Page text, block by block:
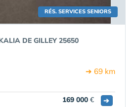
RÉS. SERVICES SENIORS
DE GILLEY 25650
➔ 69 km
169 000 € ➔